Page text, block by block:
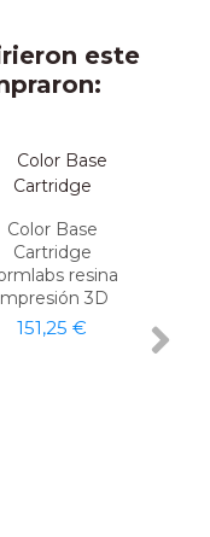
este
Color Base
Cartridge
resina
3D
151,25 €